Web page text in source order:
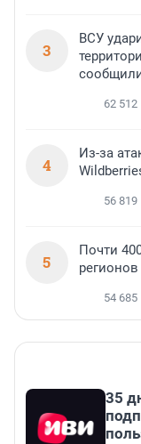
3
ВСУ
62 512
4
Из-за
56 819
5
Почти
54 685
35